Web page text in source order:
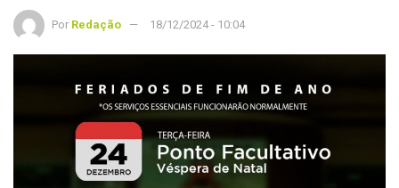
Por Redação 18/12/2024 - 10:04